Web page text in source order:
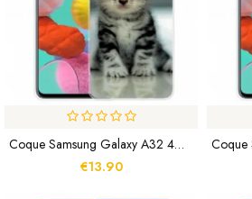
Coque Samsung Galaxy A32 4G Chaton Chaton
€13.90